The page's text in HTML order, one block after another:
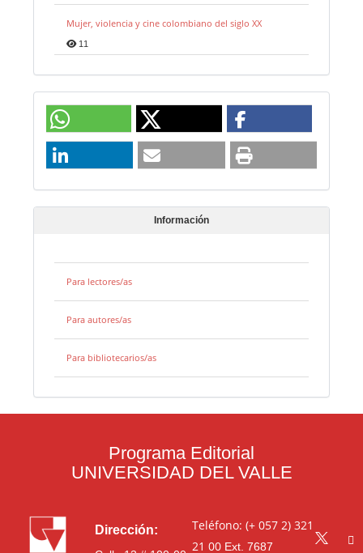
Mujer, violencia y cine colombiano del siglo XX
11
Información
Para lectores/as
Para autores/as
Para bibliotecarios/as
Programa Editorial
UNIVERSIDAD DEL VALLE
Dirección:
Teléfono: (+ 057 2) 321
21 00Ext. 7687